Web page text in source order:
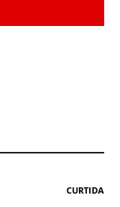
CURTIDA